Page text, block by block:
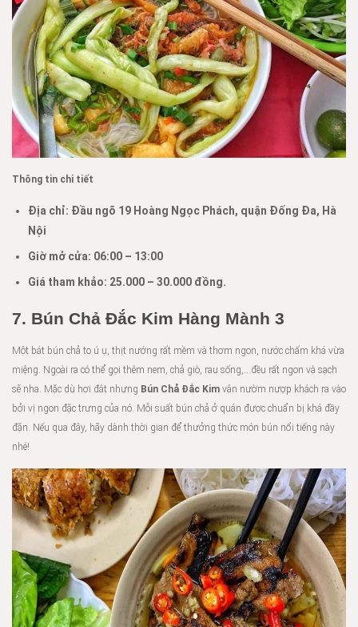
Thông tin chi tiết
Địa chỉ: Đầu ngõ 19 Hoàng Ngọc Phách, quận Đống Đa, Hà
Nội
Giờ mở cửa: 06:00 – 13:00
Giá tham khảo: 25.000 – 30.000 đồng.
7. Bún Chả Đắc Kim Hàng Mành 3
Một bát bún chả to ú ụ, thịt nướng rất mềm và thơm ngon, nước chấm khá vừa
miệng. Ngoài ra có thể gọi thêm nem, chả giò, rau sống,…đều rất ngon và sạch
sẽ nha. Mặc dù hơi đắt nhưng Bún Chả Đắc Kim vân nườm nượp khách ra vào
bởi vị ngon đặc trưng của nó. Mỗi suất bún chả ở quán được chuẩn bị khá đầy
đặn. Nếu qua đây, hãy dành thời gian để thưởng thức món bún nổi tiếng này
nhé!